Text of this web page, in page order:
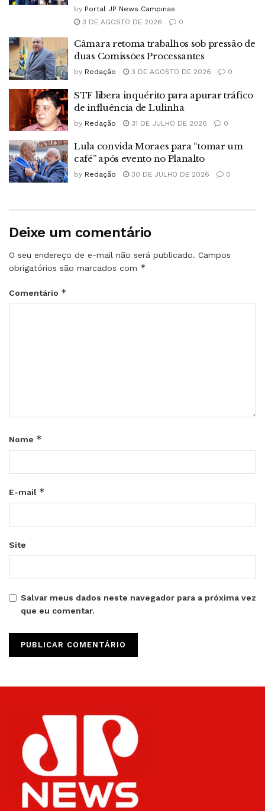
by Portal JP News Campinas
3 DE AGOSTO DE 2026
0
Câmara retoma trabalhos sob pressão de
duas Comissões Processantes
by Redação 3 DE AGOSTO DE 2026 0
STF libera inquérito para apurar tráfico
de influência de Lulinha
by Redação 31 DE JULHO DE 2026 0
Lula convida Moraes para “tomar um
café” após evento no Planalto
by Redação 30 DE JULHO DE 2026 0
Deixe um comentário
O seu endereço de e-mail não será publicado. Campos
obrigatórios são marcados com *
Comentário *
Nome *
E-mail *
Site
Salvar meus dados neste navegador para a próxima vez
que eu comentar.